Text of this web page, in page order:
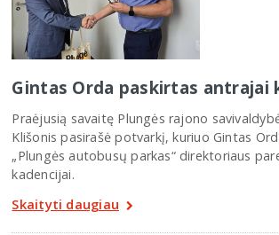
Gintas Orda paskirtas antrajai
Praėjusią savaitę Plungės rajono
Klišonis pasirašė potvarkį, kuriuo Gintas
„Plungės autobusų parkas“ direktoriaus
kadencijai.
Skaityti daugiau